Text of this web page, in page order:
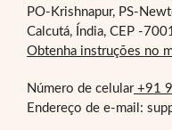
PO-Krishnapur, PS-
Calcutá, Índia, CEP -
Obtenha instruções no
Número de celular+91
Endereço de e-mail: